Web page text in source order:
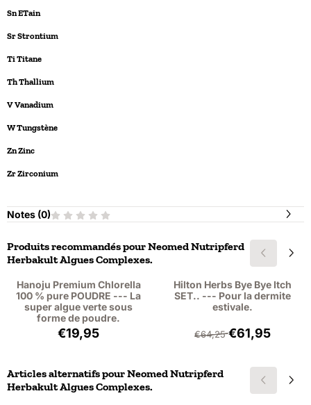
Sn ETain
Sr Strontium
Ti Titane
Th Thallium
V Vanadium
W Tungstène
Zn Zinc
Zr Zirconium
Notes (0)
Produits recommandés pourNeomed Nutripferd
Herbakult Algues Complexes.
Hanoju Premium Chlorella
100 % pure POUDRE --- La
super algue verte sous
forme de poudre.
Prix: 19,95, hors TVA : 18,30
€19,95
Hilton Herbs Bye Bye Itch
SET.. --- Pour la dermite
estivale.
Par64,25 pour
€64,25€61,95
Articles alternatifs pourNeomed Nutripferd
Herbakult Algues Complexes.